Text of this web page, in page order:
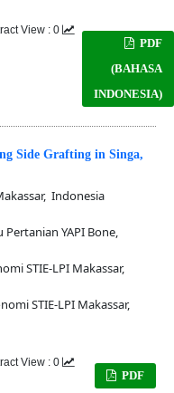
PDF
(BAHASA
INDONESIA)
View : 0
Side Grafting in Singa,
Indonesia
YAPI Bone,
STIE-LPI Makassar,
STIE-LPI Makassar,
PDF
View : 0